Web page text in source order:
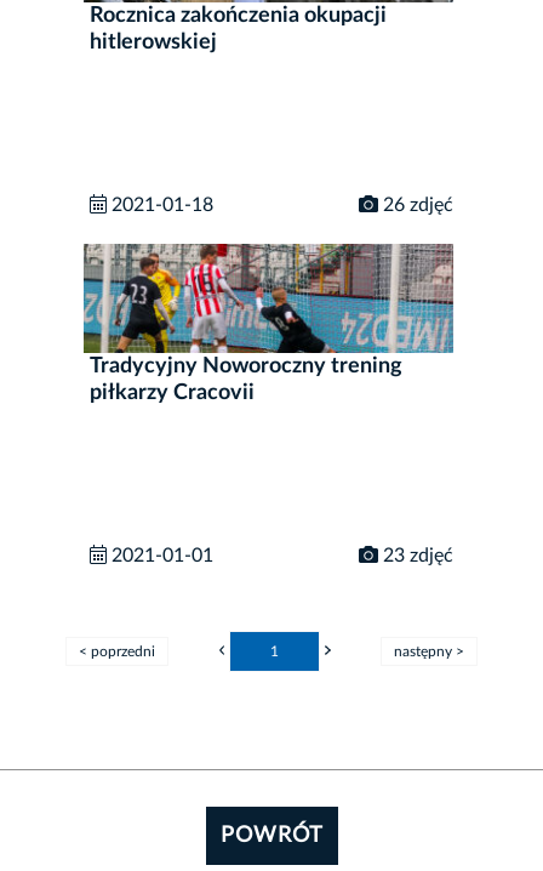
Rocznica zakończenia okupacji
hitlerowskiej
2021-01-18 26 zdjęć
Tradycyjny Noworoczny trening
piłkarzy Cracovii
2021-01-01 23 zdjęć
< poprzedni 1 następny >
POWRÓT